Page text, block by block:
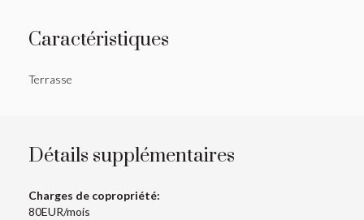
Caractéristiques
Terrasse
Détails supplémentaires
Charges de copropriété:
80EUR/mois